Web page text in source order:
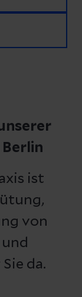
ist
von
da.